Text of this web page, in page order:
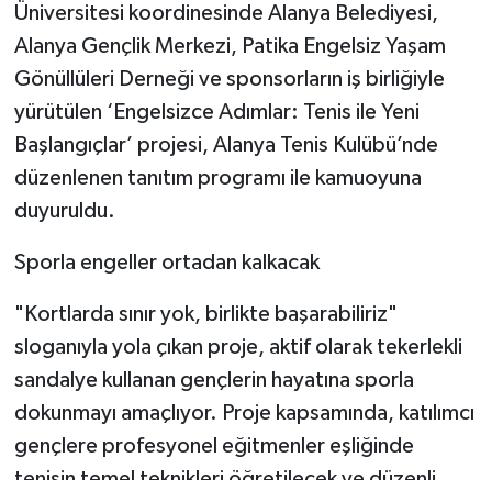
Üniversitesi koordinesinde Alanya Belediyesi,
Alanya Gençlik Merkezi, Patika Engelsiz Yaşam
Gönüllüleri Derneği ve sponsorların iş birliğiyle
yürütülen ‘Engelsizce Adımlar: Tenis ile Yeni
Başlangıçlar’ projesi, Alanya Tenis Kulübü’nde
düzenlenen tanıtım programı ile kamuoyuna
duyuruldu.
Sporla engeller ortadan kalkacak
"Kortlarda sınır yok, birlikte başarabiliriz"
sloganıyla yola çıkan proje, aktif olarak tekerlekli
sandalye kullanan gençlerin hayatına sporla
dokunmayı amaçlıyor. Proje kapsamında, katılımcı
gençlere profesyonel eğitmenler eşliğinde